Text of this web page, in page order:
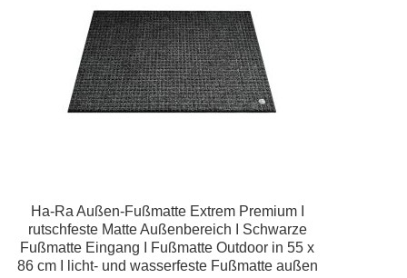
Ha-Ra Außen-Fußmatte Extrem Premium I
rutschfeste Matte Außenbereich I Schwarze
Fußmatte Eingang I Fußmatte Outdoor in 55 x
86 cm I licht- und wasserfeste Fußmatte außen